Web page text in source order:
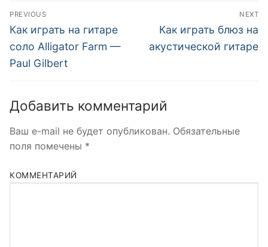
Навигация
по
записям
PREVIOUS
Previous
post:
Как играть на гитаре
соло Alligator Farm —
Paul Gilbert
NEXT
Next
post:
Как играть блюз на
акустической гитаре
Добавить комментарий
Ваш e-mail не будет опубликован. Обязательные
поля помечены *
КОММЕНТАРИЙ